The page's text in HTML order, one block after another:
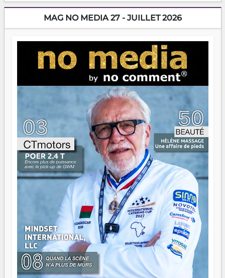
dorment vraiment la nuit. En culture, les nouvelles sont
encore meilleures. Aina Rasamoelina vient de décrocher le
Prix RFI Instrumental Afrique. Miangaly Elia rafle le Prix
jeunes qui tiennent la torche. Alors oui, on pourrait
s'arrêter là, applaudir et rentrer chez soi satisfait. Mais ce
serait passer à côté d'une chose essentielle. La fougue, ça
brûle fort — et parfois, ça brûle vite. Une flamme sans
direction peut éclairer autant qu'elle peut consumer. C'est
là que les aînés entrent en scène — pas pour reprendre le
gouvernail, mais pour montrer où sont les récifs. Les jeunes
ont la force, les vieux ont l'expérience, comme on dit. Ce
n'est pas un combat de générations — c'est une question
d'équipage. Partagez vos réussites, mais aussi vos échecs.
Surtout vos échecs, d'ailleurs — ils enseignent mieux que
n'importe quel manuel. À Madagascar, la barque avance.
Il faut juste s'assurer que tout le monde rame dans le
même sens.
MAG NO MEDIA 27 - JUILLET 2026